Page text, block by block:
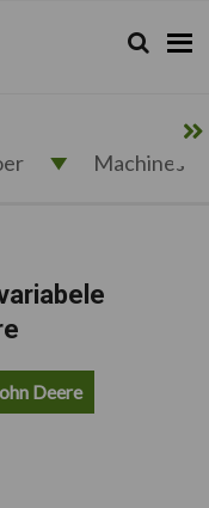
Zoeken...
Zoek
Machines
Deere